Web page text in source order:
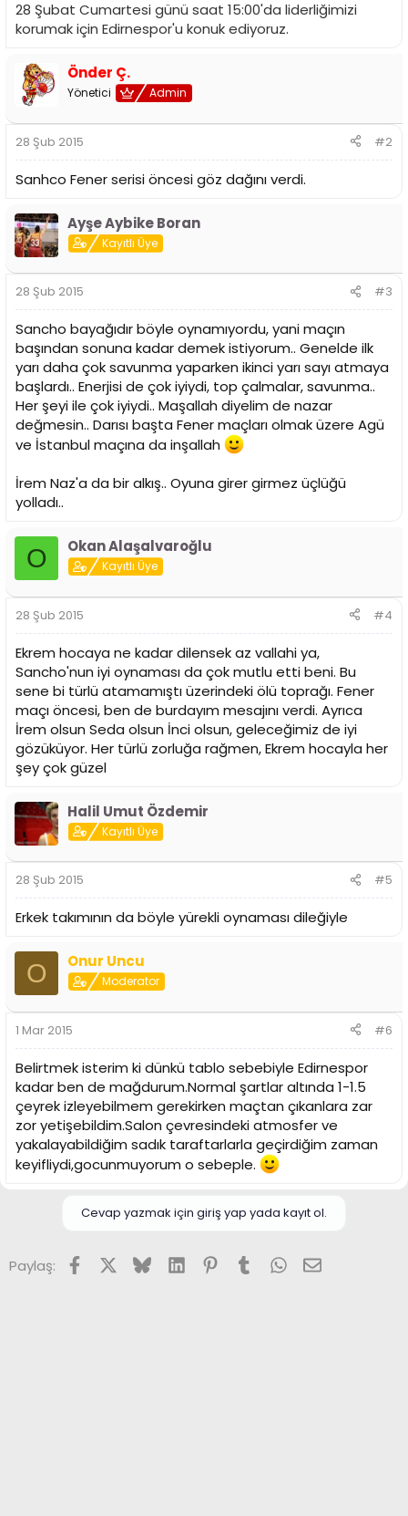
28 Şubat Cumartesi günü saat 15:00'da liderliğimizi
korumak için Edirnespor'u konuk ediyoruz.
Önder Ç.
Yönetici Admin
28 Şub 2015 #2
Sanhco Fener serisi öncesi göz dağını verdi.
Ayşe Aybike Boran
Kayıtlı Üye
28 Şub 2015 #3
Sancho bayağıdır böyle oynamıyordu, yani maçın
başından sonuna kadar demek istiyorum.. Genelde ilk
yarı daha çok savunma yaparken ikinci yarı sayı atmaya
başlardı.. Enerjisi de çok iyiydi, top çalmalar, savunma..
Her şeyi ile çok iyiydi.. Maşallah diyelim de nazar
değmesin.. Darısı başta Fener maçları olmak üzere Agü
ve İstanbul maçına da inşallah
İrem Naz'a da bir alkış.. Oyuna girer girmez üçlüğü
yolladı..
O Okan Alaşalvaroğlu
Kayıtlı Üye
28 Şub 2015 #4
Ekrem hocaya ne kadar dilensek az vallahi ya,
Sancho'nun iyi oynaması da çok mutlu etti beni. Bu
sene bi türlü atamamıştı üzerindeki ölü toprağı. Fener
maçı öncesi, ben de burdayım mesajını verdi. Ayrıca
İrem olsun Seda olsun İnci olsun, geleceğimiz de iyi
gözüküyor. Her türlü zorluğa rağmen, Ekrem hocayla her
şey çok güzel
Halil Umut Özdemir
Kayıtlı Üye
28 Şub 2015 #5
Erkek takımının da böyle yürekli oynaması dileğiyle
O Onur Uncu
Moderator
1 Mar 2015 #6
Belirtmek isterim ki dünkü tablo sebebiyle Edirnespor
kadar ben de mağdurum.Normal şartlar altında 1-1.5
çeyrek izleyebilmem gerekirken maçtan çıkanlara zar
zor yetişebildim.Salon çevresindeki atmosfer ve
yakalayabildiğim sadık taraftarlarla geçirdiğim zaman
keyifliydi,gocunmuyorum o sebeple.
Cevap yazmak için giriş yap yada kayıt ol.
Paylaş: FacebookX (Twitter)
BlueskyLinkedInPinterest
TumblrWhatsApp
E-posta